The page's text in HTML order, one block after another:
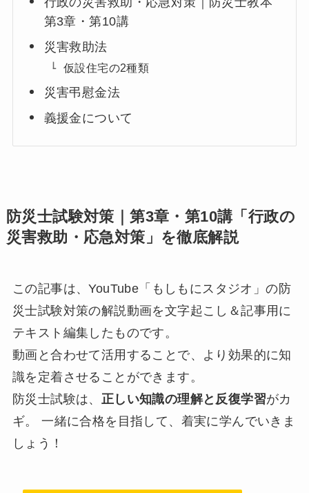
第3章・第10講
災害救助法
仮設住宅の2種類
災害弔慰金法
義援金について
防災士試験対策｜第3章・第10講「行政の
災害救助・応急対策」を徹底解説
この記事は、YouTube「もしもにスタジオ」の防
災士試験対策の解説動画を文字起こし＆記事用に
テキスト編集したものです。
動画と合わせて活用することで、より効果的に知
識を定着させることができます。
防災士試験は、 正しい知識の理解と反復学習がカ
ギ。 一緒に合格を目指して、着実に学んでいきま
しょう！